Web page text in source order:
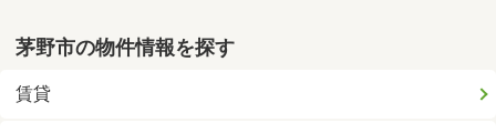
茅野市の物件情報を探す
賃貸